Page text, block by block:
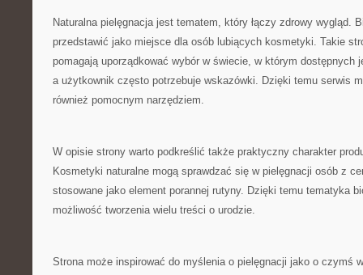
Naturalna pielęgnacja jest tematem, który łączy zdrowy wygląd.
przedstawić jako miejsce dla osób lubiących kosmetyki. Takie
pomagają uporządkować wybór w świecie, w którym dostępnych
a użytkownik często potrzebuje wskazówki. Dzięki temu serwis
również pomocnym narzędziem.
W opisie strony warto podkreślić także praktyczny charakter
Kosmetyki naturalne mogą sprawdzać się w pielęgnacji osób z
stosowane jako element porannej rutyny. Dzięki temu tematyka
możliwość tworzenia wielu treści o urodzie.
Strona może inspirować do myślenia o pielęgnacji jako o czymś